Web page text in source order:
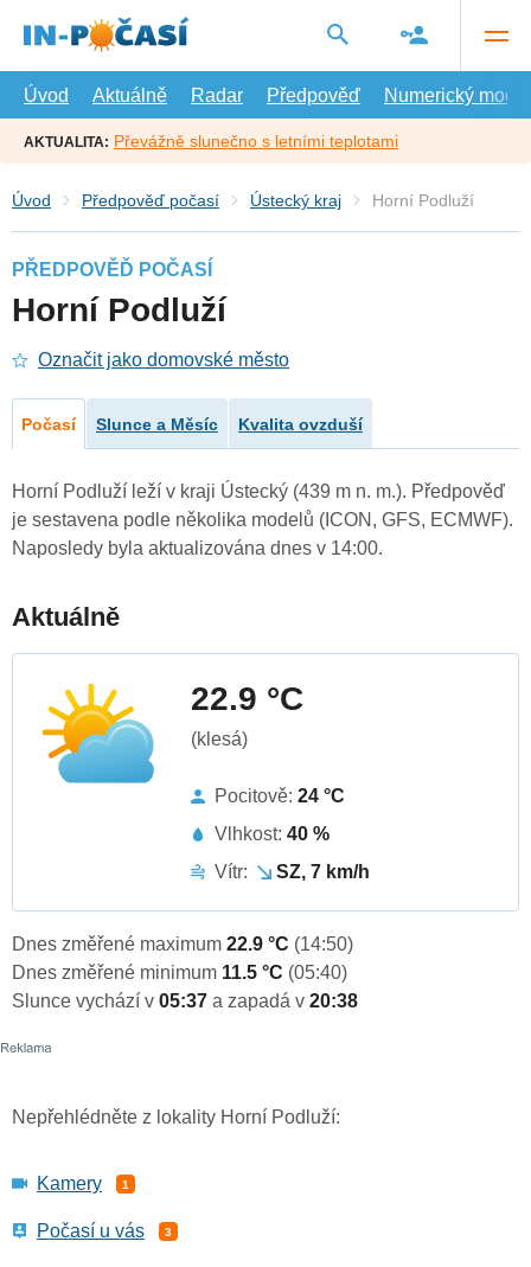
hlavní
Úvod
Aktuálně Radar Předpověď Numerický model
AKTUALITA: Převážně slunečno s letními teplotami
Úvod Předpověď počasí Ústecký kraj Horní Podluží
PŘEDPOVĚĎ POČASÍ
Horní Podluží
Označit jako domovské město
Počasí Slunce a Měsíc Kvalita ovzduší
Horní Podluží leží v kraji Ústecký (439 m n. m.). Předpověď
je sestavena podle několika modelů (ICON, GFS, ECMWF).
Naposledy byla aktualizována dnes v 14:00.
Aktuálně
22.9 °C
(klesá)
Pocitově: 24 °C
Vlhkost: 40 %
Vítr:
SZ, 7 km/h
Dnes změřené maximum 22.9 °C (14:50)
Dnes změřené minimum 11.5 °C (05:40)
Slunce vychází v 05:37 a zapadá v 20:38
Nepřehlédněte z lokality Horní Podluží:
Kamery 1
Počasí u vás 3